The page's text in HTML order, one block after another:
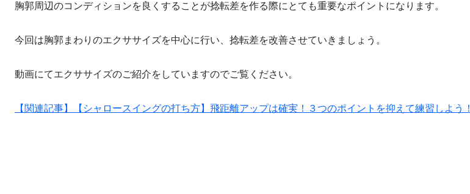
胸郭周辺のコンディションを良くすることが捻転差を作る際にとても重要なポイントになります。
今回は胸郭まわりのエクササイズを中心に行い、捻転差を改善させていきましょう。
動画にてエクササイズのご紹介をしていますのでご覧ください。
【関連記事】【シャロースイングの打ち方】飛距離アップは確実！３つのポイントを抑えて練習しよう！